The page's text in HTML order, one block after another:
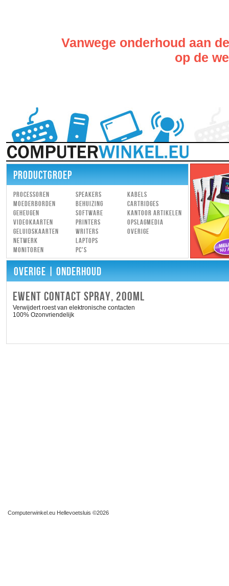
Vanwege onderhoud aan
op de
PRODUCTGROEP
Processoren
Moederborden
Geheugen
Videokaarten
Geluidskaarten
Netwerk
Monitoren
Speakers
Behuizing
Software
Printers
Writers
Laptops
PC's
Kabels
Cartridges
Kantoor artikelen
Opslagmedia
Overige
OVERIGE| ONDERHOUD
EWENT CONTACT SPRAY, 200ML
Verwijdert roest van elektronische contacten
100% Ozonvriendelijk
Computerwinkel.eu Hellevoetsluis ©2026